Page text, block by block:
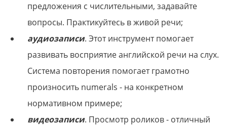
предложения с числительными, задавайте
вопросы. Практикуйтесь в живой речи;
аудиозаписи. Этот инструмент помогает
развивать восприятие английской речи на слух.
Система повторения помогает грамотно
произносить numerals - на конкретном
нормативном примере;
видеозаписи. Просмотр роликов - отличный